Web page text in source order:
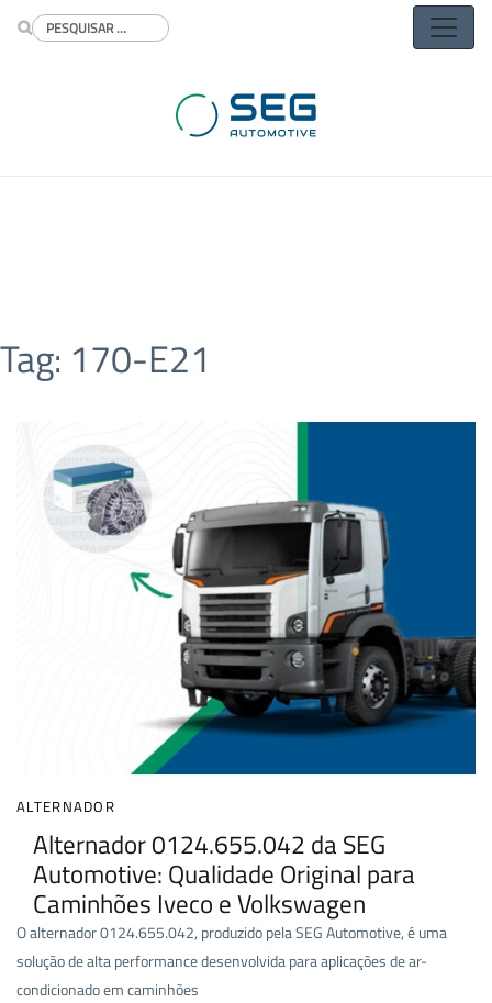
Tag: 170-E21
ALTERNADOR
Alternador 0124.655.042 da SEG
Automotive: Qualidade Original para
Caminhões Iveco e Volkswagen
O alternador 0124.655.042, produzido pela SEG Automotive, é uma
solução de alta performance desenvolvida para aplicações de ar-
condicionado em caminhões